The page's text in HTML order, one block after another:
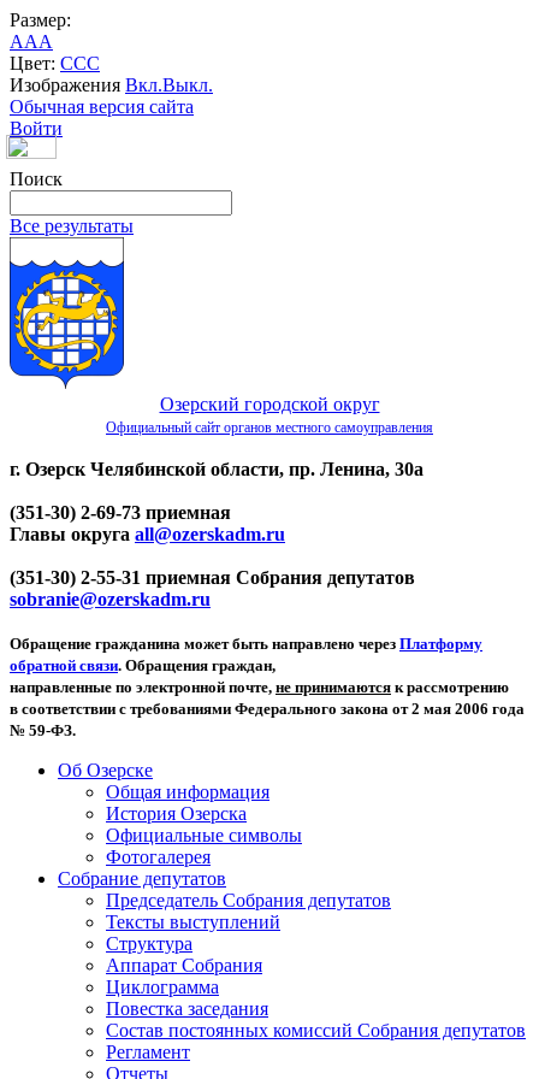
Размер:
AAA
Цвет: CCC
Изображения Вкл.Выкл.
Обычная версия сайта
Войти
Поиск
Все результаты
Озерский городской округ
Официальный сайт органов местного самоуправления
г. Озерск Челябинской области, пр. Ленина, 30а
(351-30) 2-69-73 приемная
Главы округа all@ozerskadm.ru
(351-30) 2-55-31 приемная Собрания депутатов
sobranie@ozerskadm.ru
Обращение гражданина может быть направлено через Платформу
обратной связи. Обращения граждан,
направленные по электронной почте, не принимаются к рассмотрению
в соответствии с требованиями Федерального закона от 2 мая 2006 года
№ 59-ФЗ.
Об Озерске
Общая информация
История Озерска
Официальные символы
Фотогалерея
Собрание депутатов
Председатель Собрания депутатов
Тексты выступлений
Структура
Аппарат Собрания
Циклограмма
Повестка заседания
Состав постоянных комиссий Собрания депутатов
Регламент
Отчеты